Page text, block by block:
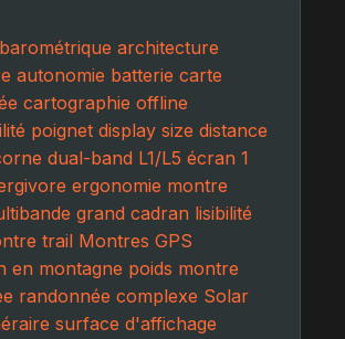
architecture
autonomie batterie carte
cartographie offline
poignet display size distance
dual-band L1/L5 écran 1
ergonomie montre
grand cadran lisibilité
trail Montres GPS
en montagne poids montre
randonnée complexe Solar
surface d'affichage